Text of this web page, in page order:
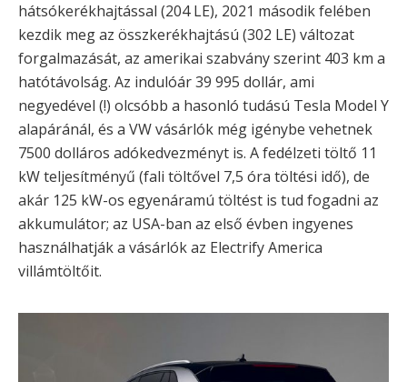
hátsókerékhajtással (204 LE), 2021 második felében
kezdik meg az összkerékhajtású (302 LE) változat
forgalmazását, az amerikai szabvány szerint 403 km a
hatótávolság. Az indulóár 39 995 dollár, ami
negyedével (!) olcsóbb a hasonló tudású Tesla Model Y
alapáránál, és a VW vásárlók még igénybe vehetnek
7500 dolláros adókedvezményt is. A fedélzeti töltő 11
kW teljesítményű (fali töltővel 7,5 óra töltési idő), de
akár 125 kW-os egyenáramú töltést is tud fogadni az
akkumulátor; az USA-ban az első évben ingyenes
használhatják a vásárlók az Electrify America
villámtöltőit.